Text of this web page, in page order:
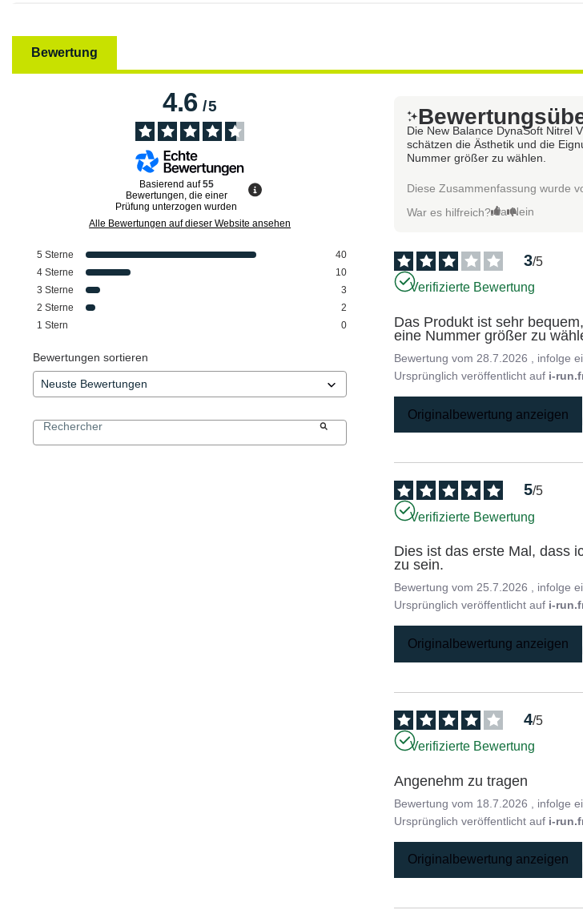
Bewertung
4.6/5
Basierend auf55
Bewertungen, die einer
Prüfung unterzogen wurden
Alle Bewertungen auf dieser Website ansehen
5 Sterne
40
4 Sterne
10
3 Sterne
3
2 Sterne
2
1 Stern 0
Bewertungen sortieren
Die New Balance DynaSoft Nitrel
schätzen die Ästhetik und die
Nummer größer zu wählen.
Diese Zusammenfassung wurde
War es hilfreich? Ja Nein
3/5
Verifizierte Bewertung
Das Produkt ist sehr
eine Nummer größer zu
Bewertung vom 28.7.2026 , infolge
Ursprünglich veröffentlicht auf i-
Originalbewertung anzeigen
5/5
Verifizierte Bewertung
Dies ist das erste Mal, dass
zu sein.
Bewertung vom25.7.2026 , infolge
Ursprünglich veröffentlicht auf i-
Originalbewertung anzeigen
4/5
Verifizierte Bewertung
Angenehm zu tragen
Bewertung vom 18.7.2026 , infolge
Ursprünglich veröffentlicht auf i-
Originalbewertung anzeigen